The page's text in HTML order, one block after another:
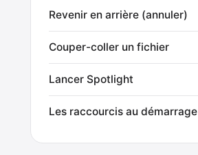
Revenir en arrière (annuler)
Couper-coller un fichier
Lancer Spotlight
Les raccourcis au démarrage